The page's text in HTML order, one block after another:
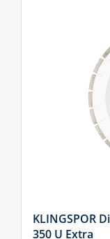
KLINGSPOR
350 U Extra